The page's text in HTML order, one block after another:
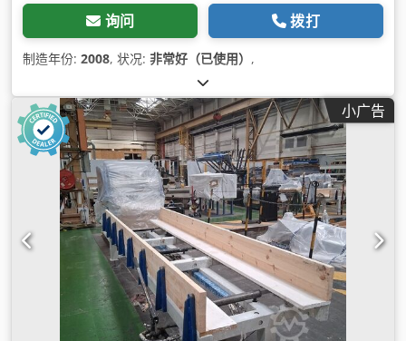
询问 拨打
制造年份: 2008, 状况: 非常好（已使用） ,
小广告